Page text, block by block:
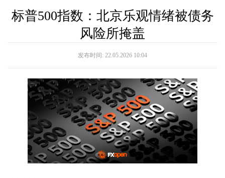
标普500指数：北京乐观情绪被债务
风险所掩盖
发布时间: 22.05.2026 10:04